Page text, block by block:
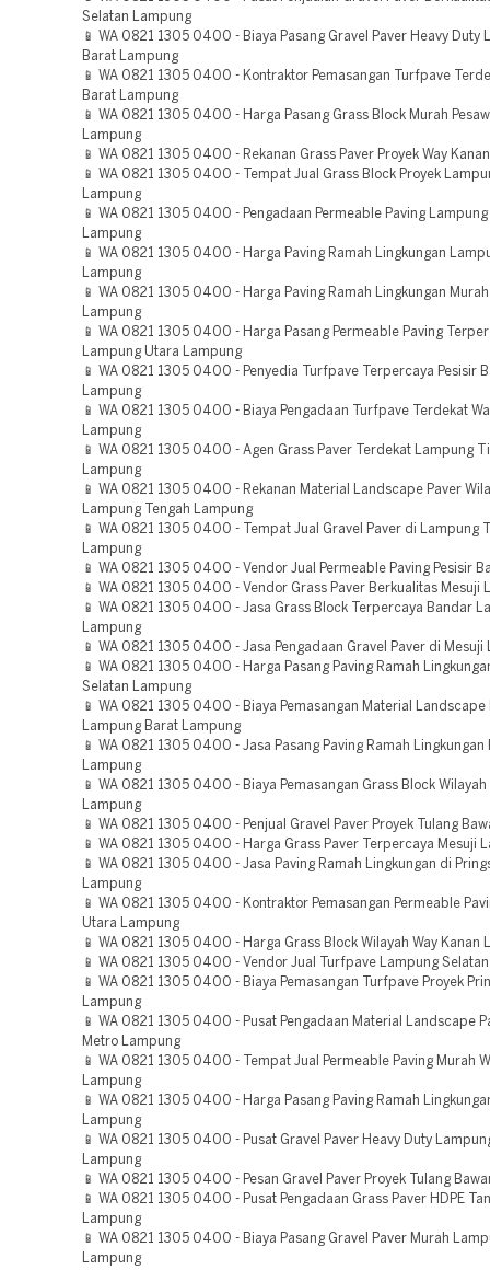
Selatan Lampung
📱 WA 0821 1305 0400 - Biaya Pasang Gravel Paver Heavy Duty
Barat Lampung
📱 WA 0821 1305 0400 - Kontraktor Pemasangan Turfpave
Barat Lampung
📱 WA 0821 1305 0400 - Harga Pasang Grass Block Murah
Lampung
📱 WA 0821 1305 0400 - Rekanan Grass Paver Proyek Way
📱 WA 0821 1305 0400 - Tempat Jual Grass Block Proyek
Lampung
📱 WA 0821 1305 0400 - Pengadaan Permeable Paving
Lampung
📱 WA 0821 1305 0400 - Harga Paving Ramah Lingkungan
Lampung
📱 WA 0821 1305 0400 - Harga Paving Ramah Lingkungan
Lampung
📱 WA 0821 1305 0400 - Harga Pasang Permeable Paving
Lampung Utara Lampung
📱 WA 0821 1305 0400 - Penyedia Turfpave Terpercaya Pesisir
Lampung
📱 WA 0821 1305 0400 - Biaya Pengadaan Turfpave Terdekat
Lampung
📱 WA 0821 1305 0400 - Agen Grass Paver Terdekat Lampung
Lampung
📱 WA 0821 1305 0400 - Rekanan Material Landscape Paver
Lampung Tengah Lampung
📱 WA 0821 1305 0400 - Tempat Jual Gravel Paver di Lampung
Lampung
📱 WA 0821 1305 0400 - Vendor Jual Permeable Paving Pesisir
📱 WA 0821 1305 0400 - Vendor Grass Paver Berkualitas Mesuji
📱 WA 0821 1305 0400 - Jasa Grass Block Terpercaya Bandar
Lampung
📱 WA 0821 1305 0400 - Jasa Pengadaan Gravel Paver di Mesuji
📱 WA 0821 1305 0400 - Harga Pasang Paving Ramah
Selatan Lampung
📱 WA 0821 1305 0400 - Biaya Pemasangan Material Landscape
Lampung Barat Lampung
📱 WA 0821 1305 0400 - Jasa Pasang Paving Ramah Lingkungan
Lampung
📱 WA 0821 1305 0400 - Biaya Pemasangan Grass Block Wilayah
Lampung
📱 WA 0821 1305 0400 - Penjual Gravel Paver Proyek Tulang
📱 WA 0821 1305 0400 - Harga Grass Paver Terpercaya Mesuji
📱 WA 0821 1305 0400 - Jasa Paving Ramah Lingkungan di
Lampung
📱 WA 0821 1305 0400 - Kontraktor Pemasangan Permeable
Utara Lampung
📱 WA 0821 1305 0400 - Harga Grass Block Wilayah Way Kanan
📱 WA 0821 1305 0400 - Vendor Jual Turfpave Lampung
📱 WA 0821 1305 0400 - Biaya Pemasangan Turfpave Proyek
Lampung
📱 WA 0821 1305 0400 - Pusat Pengadaan Material Landscape
Metro Lampung
📱 WA 0821 1305 0400 - Tempat Jual Permeable Paving Murah
Lampung
📱 WA 0821 1305 0400 - Harga Pasang Paving Ramah
Lampung
📱 WA 0821 1305 0400 - Pusat Gravel Paver Heavy Duty
Lampung
📱 WA 0821 1305 0400 - Pesan Gravel Paver Proyek Tulang
📱 WA 0821 1305 0400 - Pusat Pengadaan Grass Paver HDPE
Lampung
📱 WA 0821 1305 0400 - Biaya Pasang Gravel Paver Murah
Lampung